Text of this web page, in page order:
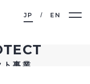
JP EN
ト事業